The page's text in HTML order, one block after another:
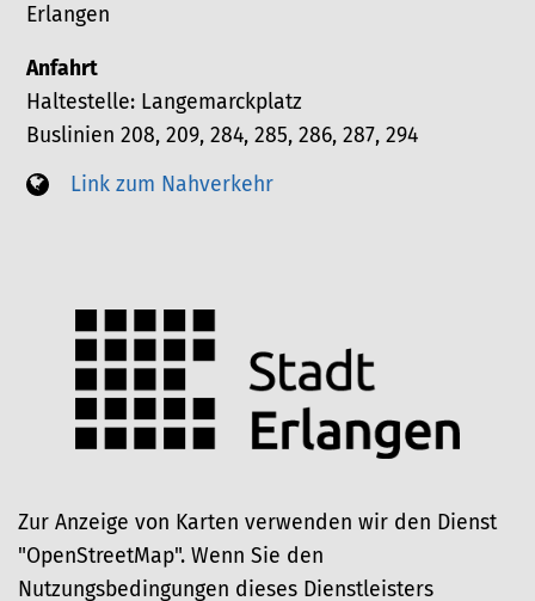
Erlangen
Anfahrt
Haltestelle: Langemarckplatz
Buslinien 208, 209, 284, 285, 286, 287, 294
Link zum Nahverkehr
Zur Anzeige von Karten verwenden wir den Dienst
"OpenStreetMap". Wenn Sie den
Nutzungsbedingungen dieses Dienstleisters